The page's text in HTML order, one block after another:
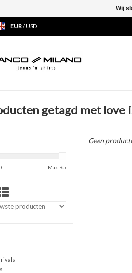
EUR/USD
getagd met love
0 Max: €5
Geen
Wij